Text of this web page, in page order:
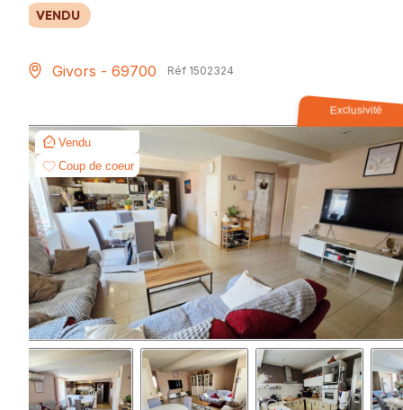
VENDU
Givors - 69700 Réf 1502324
Exclusivité
Vendu
Coup de coeur